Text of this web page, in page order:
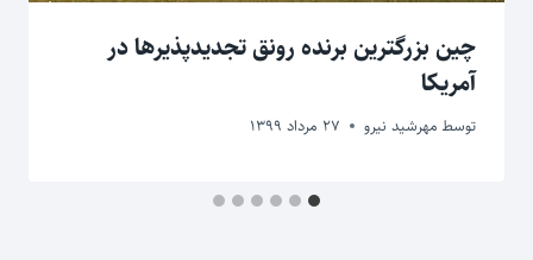
چین بزرگترین برنده رونق تجدیدپذیرها در
آمریکا
توسط مهرشید نیرو 27 مرداد 1399